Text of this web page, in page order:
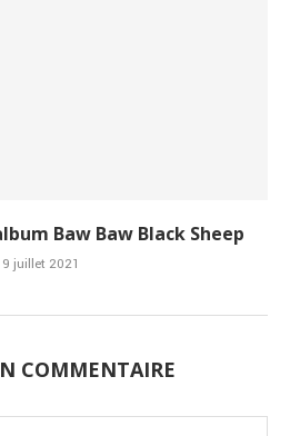
Baw Baw Black Sheep
9 juillet 2021
COMMENTAIRE